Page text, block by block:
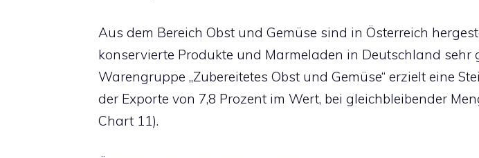
Aus dem Bereich Obst und Gemüse sind in Österreich
konservierte Produkte und Marmeladen in Deutschland sehr
Warengruppe „Zubereitetes Obst und Gemüse“ erzielt eine
der Exporte von 7,8 Prozent im Wert, bei gleichbleibender
Chart 11).